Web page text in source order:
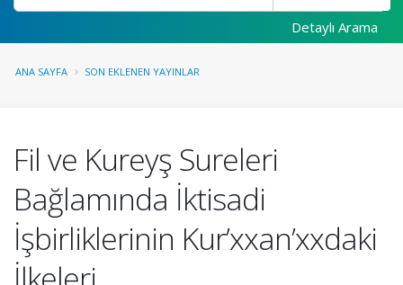
Detaylı Arama
ANA SAYFA SON EKLENEN YAYINLAR
Fil ve Kureyş Sureleri
Bağlamında İktisadi
İşbirliklerinin Kur’xxan’xxdaki